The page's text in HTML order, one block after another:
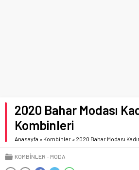
2020 Bahar Modası
Kombinleri
Anasayfa » Kombinler » 2020 Bahar Modası
KOMBINLER MODA